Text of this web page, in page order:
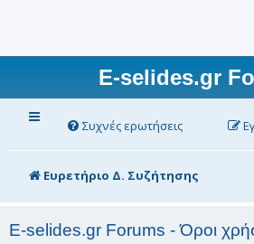
E-selides.gr
Συχνές ερωτήσεις
Ευρετήριο Δ. Συζήτησης
E-selides.gr Forums - Όροι